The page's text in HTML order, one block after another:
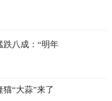
跌八成：“明年
“大蒜”来了